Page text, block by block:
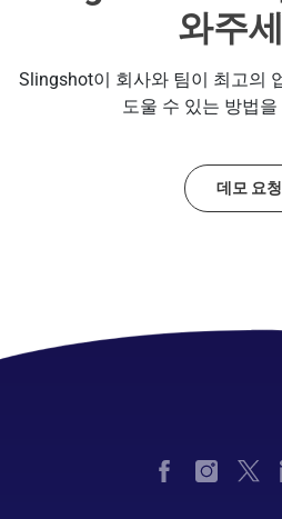
와주
Slingshot이 회사와 팀이 최고의
도울 수 있는 방법
데모 요청